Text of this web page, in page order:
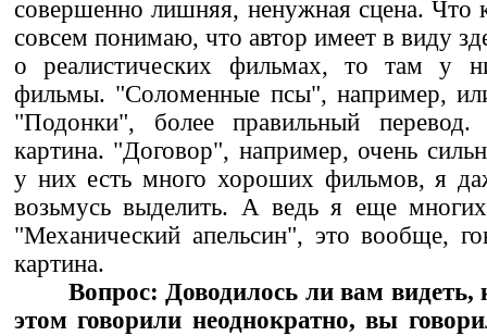
совершенно лишняя, ненужная сцена. Что
совсем понимаю, что автор имеет в виду
о реалистических фильмах, то там у
фильмы. "Соломенные псы", например, или
"Подонки", более правильный
картина. "Договор", например, очень
у них есть много хороших фильмов, я
возьмусь выделить. А ведь я еще
"Механический апельсин", это вообще,
картина.
Вопрос: Доводилось ли вам
этом говорили неоднократно, вы